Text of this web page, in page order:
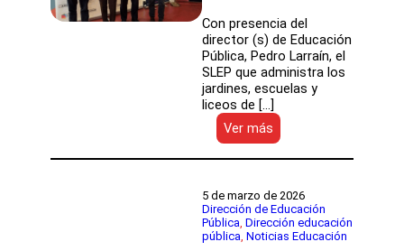
Con presencia del
director (s) de Educación
Pública, Pedro Larraín, el
SLEP que administra los
jardines, escuelas y
liceos de […]
Ver más
Servicio
Local
rindió
Cuenta
Pública
destacando
5 de marzo de 2026
Dirección de Educación
Pública, Dirección educación
pública, Noticias Educación